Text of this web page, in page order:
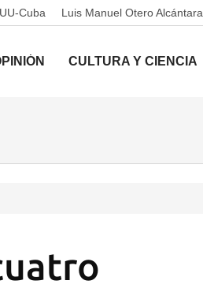
Cuba Luis Manuel Otero Alcántara
CULTURA Y CIENCIA